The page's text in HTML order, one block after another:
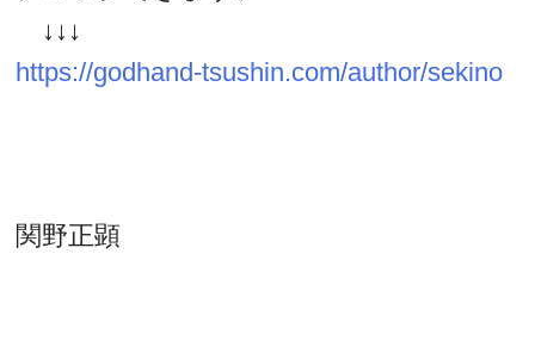
↓↓↓
https://godhand-tsushin.com/author/sekino
関野正顕